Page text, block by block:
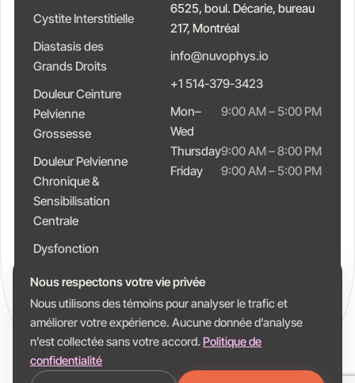
Cystite Interstitielle
Diastasis des
Grands Droits
Douleur Ceinture
Pelvienne
Grossesse
Douleur Pelvienne
Chronique &
Sensibilisation
Centrale
Dysfonction
Constipation
6525, boul. Décarie, bureau
217, Montréal
info@nuvophys.io
+1 514-379-3423
Mon–
Wed
9:00 AM – 5:00 PM
Thursday9:00 AM – 8:00 PM
Friday
9:00 AM – 5:00 PM
© 2026 Nuvo Physio. Tous droits réservés.
Nous respectons votre vie privée
Nous utilisons des témoins pour analyser le trafic et
améliorer votre expérience. Aucune donnée d’analyse
n’est collectée sans votre accord. Politique de
confidentialité